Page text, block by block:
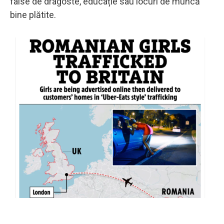
bine plătite.